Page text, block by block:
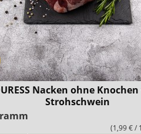
Nacken ohne
Strohschwein
(1,99 € /